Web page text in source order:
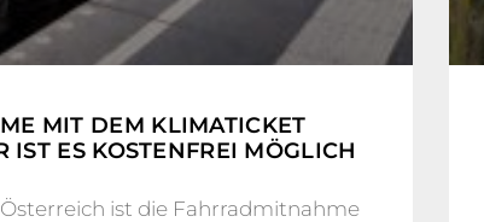
MIT DEM KLIMATICKET
IST ES KOSTENFREI MÖGLICH
ist die Fahrradmitnahme